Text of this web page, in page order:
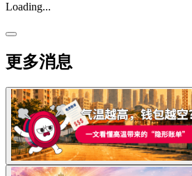
Loading...
更多消息